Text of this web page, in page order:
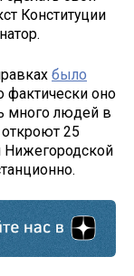
Конституции
было
фактически оно
много людей в
25